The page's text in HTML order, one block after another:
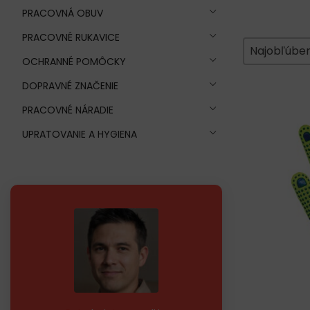
PRACOVNÁ OBUV
PRACOVNÉ RUKAVICE
OCHRANNÉ POMÔCKY
DOPRAVNÉ ZNAČENIE
PRACOVNÉ NÁRADIE
UPRATOVANIE A HYGIENA
Sort content
Sort